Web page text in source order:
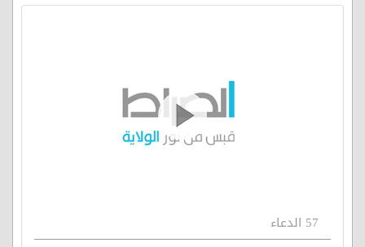
57 الدعاء